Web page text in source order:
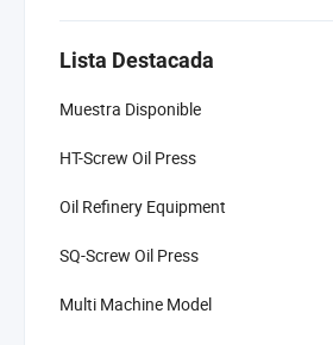
Lista Destacada
Muestra Disponible
HT-Screw Oil Press
Oil Refinery Equipment
SQ-Screw Oil Press
Multi Machine Model